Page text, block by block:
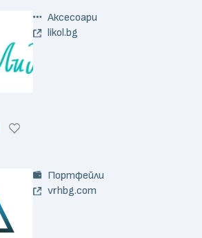
Аксесоари
likol.bg
Портфейли
vrhbg.com